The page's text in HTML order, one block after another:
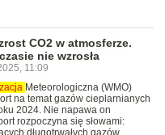
CO2 w atmosferze.
nie wzrosła
11:09
Meteorologiczna (WMO)
na temat gazów cieplarnianych
2024. Nie napawa on
rozpoczyna się słowami: